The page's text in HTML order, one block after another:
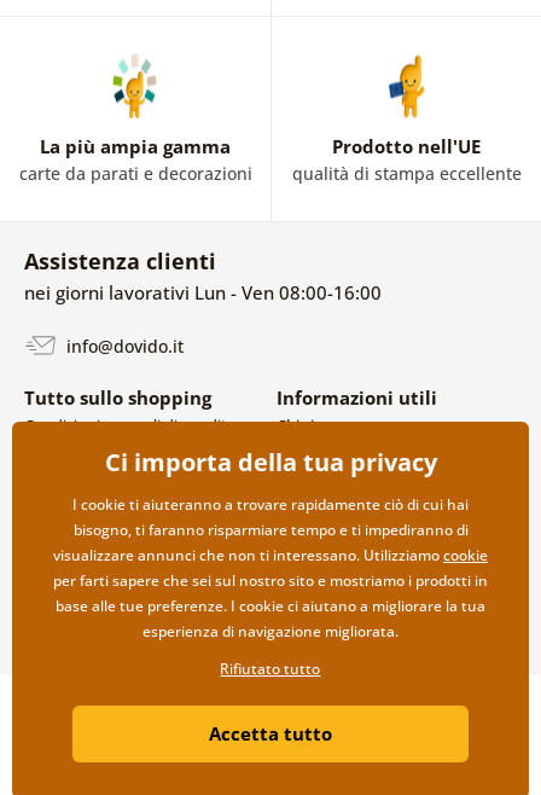
La più ampia gamma
carte da parati e decorazioni
Prodotto nell'UE
qualità di stampa eccellente
Assistenza clienti
nei giorni lavorativi Lun - Ven 08:00-16:00
info@dovido.it
Tutto sullo shopping
Condizioni generali di vendita e
Politica sulla privacy
Opzioni di spedizione e
pagamento
Reso della merce
Informazioni utili
Chi siamo
FAQ
Contatti
Collaborazione all’ingrosso
Copyright ©2019 © Dovido.it.
Litvanyi.sk| Negozio online creato da
Ci importa della tua privacy
I cookie ti aiuteranno a trovare rapidamente ciò di cui hai
bisogno, ti faranno risparmiare tempo e ti impediranno di
visualizzare annunci che non ti interessano. Utilizziamocookie
per farti sapere che sei sul nostro sito e mostriamo i prodotti in
base alle tue preferenze. I cookie ci aiutano a migliorare la tua
esperienza di navigazione migliorata.
Rifiutato tutto
Accetta tutto